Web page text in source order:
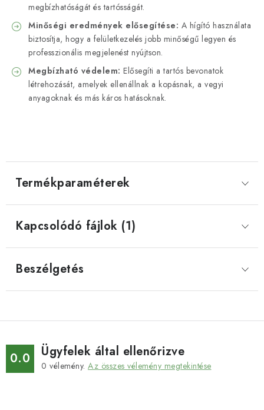
megbízhatóságát és tartósságát.
Minőségi eredmények elősegítése: A hígító használata
biztosítja, hogy a felületkezelés jobb minőségű legyen és
professzionális megjelenést nyújtson.
Megbízható védelem: Elősegíti a tartós bevonatok
létrehozását, amelyek ellenállnak a kopásnak, a vegyi
anyagoknak és más káros hatásoknak.
Termékparaméterek
Kapcsolódó fájlok (1)
Beszélgetés
0.0 Ügyfelek által ellenőrizve
0 vélemény. Az összes vélemény megtekintése